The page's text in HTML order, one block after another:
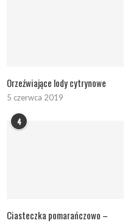
Orzeźwiające lody cytrynowe
5 czerwca 2019
4
Ciasteczka pomarańczowo –